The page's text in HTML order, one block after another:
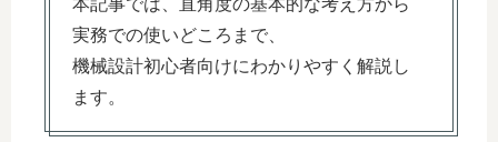
実務での使いどころまで、
機械設計初心者向けにわかりやすく解説し
ます。